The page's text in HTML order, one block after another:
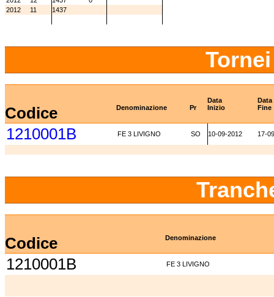
2012
11 1437
Data Data
Codice Denominazione Pr Inizio Fine
1210001B FE 3 LIVIGNO SO 10-09-2012 17-
Codice Denominazione
1210001B FE 3 LIVIGNO